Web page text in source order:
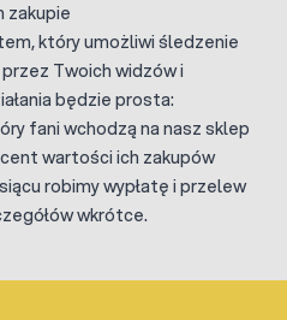
zakupie
który umożliwi śledzenie
Twoich widzów i
będzie prosta:
fani wchodzą na nasz sklep
wartości ich zakupów
robimy wypłatę i przelew
wkrótce.